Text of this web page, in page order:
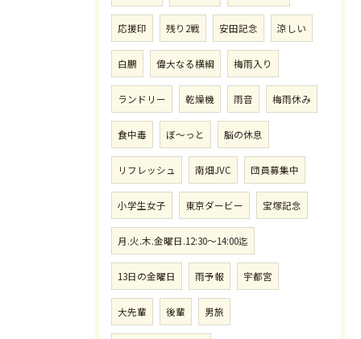
応援印 残り2戦 安田記念 涼しい
白鵬 偉大なる横綱 梅雨入り
ランドリー 乾燥機 雨音 梅雨休み
食中毒 ぼ〜っと 脳の休息
リフレッシュ 南畑JVC 団員募集中
小学生女子 東京ダービー 宝塚記念
月.火.木.金曜日.12:30〜14:00迄
13日の金曜日 雨予報 宇都宮
大先輩 後輩 男旅